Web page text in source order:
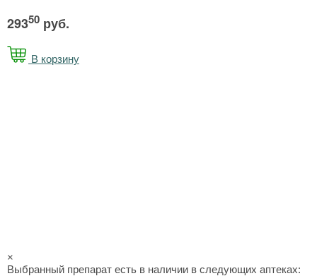
29350 руб.
В корзину
×
Выбранный препарат есть в наличии в следующих аптеках: